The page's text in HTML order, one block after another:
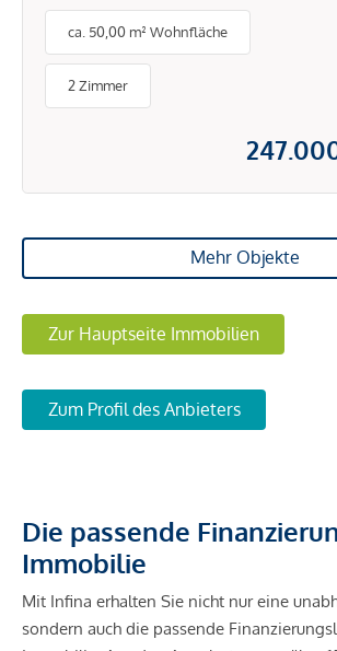
ca. 50,00 m² Wohnfläche
2 Zimmer
Mehr Objekte
Zur Hauptseite Immobilien
Zum Profil des Anbieters
Die passende
Immobilie
Mit Infina erhalten Sie nicht nur eine
sondern auch die passende